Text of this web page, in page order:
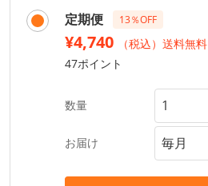
定期便 13％OFF
¥4,740
（税込）送料無料
47ポイント
数量
お届け